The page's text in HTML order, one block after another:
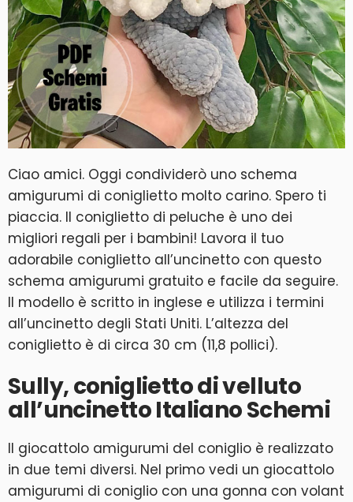
Ciao amici. Oggi condividerò uno schema
amigurumi di coniglietto molto carino. Spero ti
piaccia. Il coniglietto di peluche è uno dei
migliori regali per i bambini! Lavora il tuo
adorabile coniglietto all’uncinetto con questo
schema amigurumi gratuito e facile da seguire.
Il modello è scritto in inglese e utilizza i termini
all’uncinetto degli Stati Uniti. L’altezza del
coniglietto è di circa 30 cm (11,8 pollici).
Sully, coniglietto di velluto
all’uncinetto Italiano Schemi
Il giocattolo amigurumi del coniglio è realizzato
in due temi diversi. Nel primo vedi un giocattolo
amigurumi di coniglio con una gonna con volant